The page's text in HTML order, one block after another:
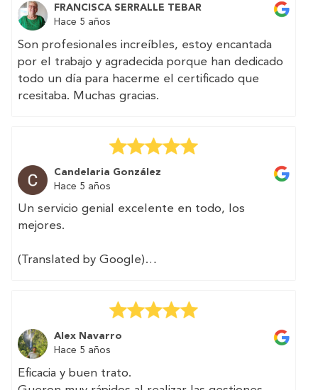
FRANCISCA SERRALLE TEBAR
Hace 5 años
Son profesionales increíbles, estoy encantada
por el trabajo y agradecida porque han dedicado
todo un día para hacerme el certificado que
rcesitaba. Muchas gracias.
Candelaria González
Hace 5 años
Un servicio genial excelente en todo, los
mejores.
(Translated by Google)
Alex Navarro
Hace 5 años
Eficacia y buen trato.